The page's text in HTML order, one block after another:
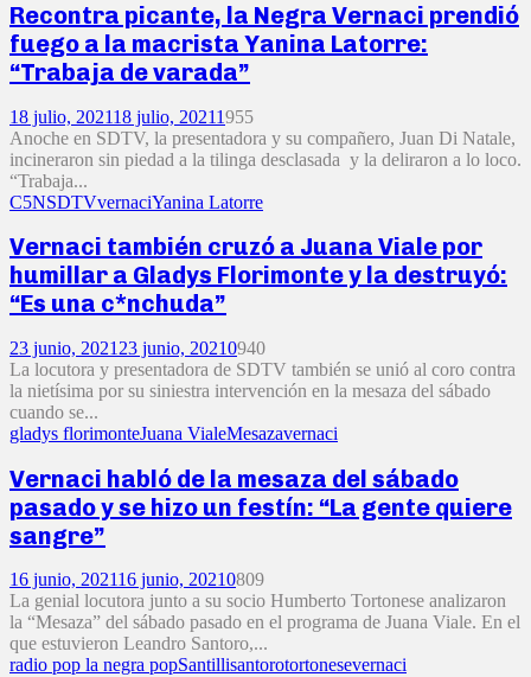
Recontra picante, la Negra Vernaci prendió
fuego a la macrista Yanina Latorre:
“Trabaja de varada”
18 julio, 202118 julio, 20211955
Anoche en SDTV, la presentadora y su compañero, Juan Di Natale,
incineraron sin piedad a la tilinga desclasada y la deliraron a lo loco.
“Trabaja...
C5NSDTVvernaciYanina Latorre
Vernaci también cruzó a Juana Viale por
humillar a Gladys Florimonte y la destruyó:
“Es una c*nchuda”
23 junio, 2021 23 junio, 20210940
La locutora y presentadora de SDTV también se unió al coro contra
la nietísima por su siniestra intervención en la mesaza del sábado
cuando se...
gladys florimonteJuana VialeMesazavernaci
Vernaci habló de la mesaza del sábado
pasado y se hizo un festín: “La gente quiere
sangre”
16 junio, 202116 junio, 20210809
La genial locutora junto a su socio Humberto Tortonese analizaron
la “Mesaza” del sábado pasado en el programa de Juana Viale. En el
que estuvieron Leandro Santoro,...
radio pop la negra popSantillisantorotortonesevernaci